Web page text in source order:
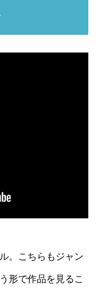
。こちらもジャン
形で作品を見るこ